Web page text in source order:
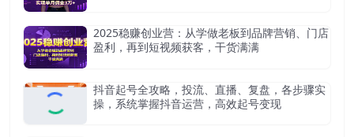
2025稳赚创业营：从学做老板到品牌营销、门店
盈利，再到短视频获客，干货满满
抖音起号全攻略，投流、直播、复盘，各步骤实
操，系统掌握抖音运营，高效起号变现